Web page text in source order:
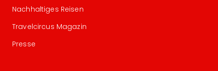
Nachhaltiges Reisen
Travelcircus Magazin
Presse